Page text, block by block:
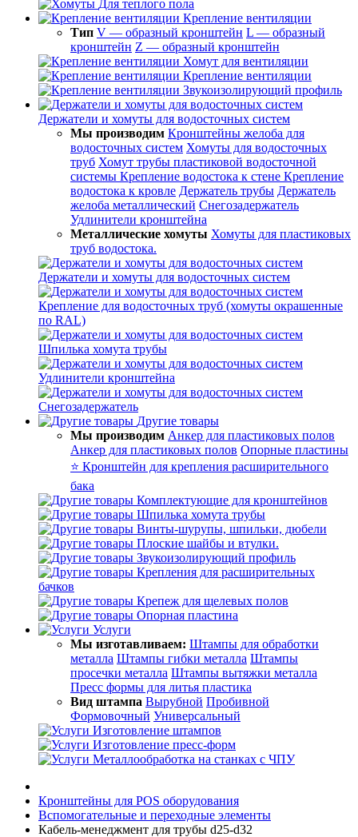
Для теплого пола
Крепление вентиляции
Тип V — образный кронштейн L — образный
кронштейн Z — образный кронштейн
Хомут для вентиляции
Крепление вентиляции
Звукоизолирующий профиль
Держатели и хомуты для водосточных систем
Мы производим Кронштейны желоба для
водосточных систем Хомуты для водосточных
труб Хомут трубы пластиковой водосточной
системы Крепление водостока к стене Крепление
водостока к кровле Держатель трубы Держатель
желоба металлический Снегозадержатель
Удлинители кронштейна
Металлические хомуты Хомуты для пластиковых
труб водостока.
Держатели и хомуты для водосточных систем
Крепление для водосточных труб (хомуты окрашенные
по RAL)
Шпилька хомута трубы
Удлинители кронштейна
Снегозадержатель
Другие товары
Мы производим Анкер для пластиковых полов
Анкер для пластиковых полов Опорные пластины
⭐ Кронштейн для крепления расширительного
бака
Комплектующие для кронштейнов
Шпилька хомута трубы
Винты-шурупы, шпильки, дюбели
Плоские шайбы и втулки.
Звукоизолирующий профиль
Крепления для расширительных
бачков
Крепеж для щелевых полов
Опорная пластина
Услуги
Мы изготавливаем: Штампы для обработки
металла Штампы гибки металла Штампы
просечки металла Штампы вытяжки металла
Пресс формы для литья пластика
Вид штампа Вырубной Пробивной
Формовочный Универсальный
Изготовление штампов
Изготовление пресс-форм
Металлообработка на станках с ЧПУ
Кронштейны для POS оборудования
Вспомогательные и переходные элементы
Кабель-менеджмент для трубы d25-d32